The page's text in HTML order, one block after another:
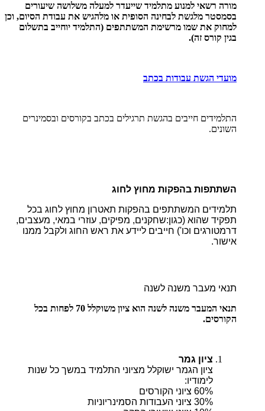
מורה רשאי למנוע מתלמיד שייעדר למעלה משלושה שיעורים
בסמסטר מלגשת לבחינה הסופית או מלהגיש את עבודת הסיום, וכן
למחוק את שמו מרשימת המשתתפים (התלמיד יוחייב בתשלום
בגין קורס זה).
מועדי הגשת עבודות בכתב
התלמידים חייבים בהגשת תרגילים בכתב בקורסים ובסמינרים
השונים.
השתתפות בהפקות מחוץ לחוג
תלמידים המשתתפים בהפקות תאטרון מחוץ לחוג בכל
תפקיד שהוא (כגון:שחקנים, מפיקים, עוזרי במאי, מעצבים,
דרמטורגים וכו') חייבים ליידע את ראש החוג ולקבל ממנו
אישור.
תנאי מעבר משנה לשנה
תנאי המעבר משנה לשנה הוא ציון משוקלל 70 לפחות בכל
הקורסים.
ציון גמר
ציון הגמר ישוקלל מציוני התלמיד במשך כל שנות
לימודיו:
60% ציוני הקורסים
30% ציוני העבודות הסמינריוניות